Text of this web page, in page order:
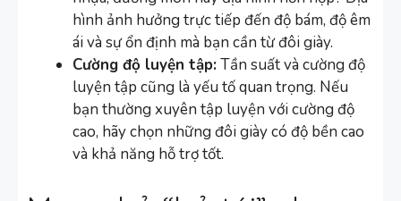
hình ảnh hưởng trực tiếp đến độ bám, độ êm
ái và sự ổn định mà bạn cần từ đôi giày.
Cường độ luyện tập:Tần suất và cường độ
luyện tập cũng là yếu tố quan trọng. Nếu
bạn thường xuyên tập luyện với cường độ
cao, hãy chọn những đôi giày có độ bền cao
và khả năng hỗ trợ tốt.